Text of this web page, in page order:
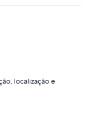
localização e